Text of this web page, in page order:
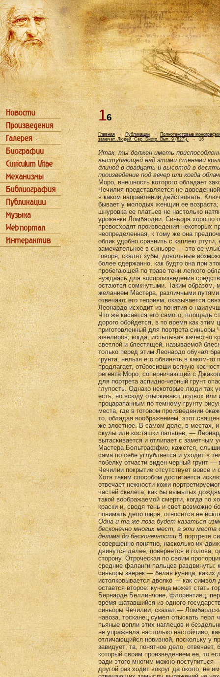
16
Главная→ Публикации → Полнотекстовые монографии
замечат. Людей. Сер. Биогр. Вып. 9 (627)). →16
Итак, ты должен иметь
выступающей над этими стенами
длиной в двадцать и высотой в
произведение под вечер или когда
Моро, внешность которого обладает
Чечилия представляется не
в каком направлении действовать.
бывает у молодых женщин ее возраста;
шнуровка ее платьев не настолько
уроженки Ломбардии. Синьора хорошо
превосходят произведения некоторых
неопределенная, к тому же она
облик удобно сравнить с каплею
замечательное в синьоре — это ее
говоря, скалят зубы, довольные
более сдержанно, как будто она при
пробегающей по траве тени легкого
нуждаясь для воспроизведения
остаются сомкнутыми. Таким образом,
желанием Мастера, различными
отвечают его теориям, оказывается
Леонардо исходит из понятия о
Что же касается его самого, площадь
дорого обойдется, в то время как этим
приготовленный для портрета синьоры
ювелиров, когда, испытывая качество
светлой и блестящей, называемой
только перед этим Леонардо обучал
грунта, нельзя его обвинять в каком-
предлагает, отбросивши всякую
регента Моро, соперничающий с
для портрета аспидно-черный грунт
глупость. Однако некоторые люди так
есть, но всюду отыскивают подвох или
процарапанным по темному грунту
места, где в готовом произведении
то, обладая воображением, этот
же злостное. В самом деле, в местах,
скулы или костяшки пальцев, —
вытаскивается и отлипает с
Мастера Больтраффио, кажется,
сама по себе углубляется и уходит в
побелку отчасти виден черный грунт
Чечилии покрытие отсутствует вовсе
Хотя таким способом достигается
отвечает нежности кожи
частей скелета, как бы вымытых
такой воображаемой смерти, когда по
краски и, сводя тень и свет возможно
понимать дело шире, относится не
Одна и та же поза будет казаться
бесконечно многих мест, а эти места
делима до бесконечности.В портрете
совершенно понятно, насколько их
двинутся далее, повернется и голова,
сторону. Отроческая по своим
средние фаланги пальцев раздвинуты:
синьоры зверек — белая куница, каких
истолковывается двояко — как
остается второе: куница может стать
Бернарде Беллинчоне, флорентиец,
время шатавшийся из одного
синьоры Чечилии, сказал:—
навоза, тосканец сумел отыскать
пьяные вопли этих наглецов и
не упражняла настолько настойчиво,
отличающийся новизной, поскольку у
завидует; та, понятное дело,
который своим произведением ее, то
ради этого многим можно поступиться
другой раз ходит вокруг да около, не